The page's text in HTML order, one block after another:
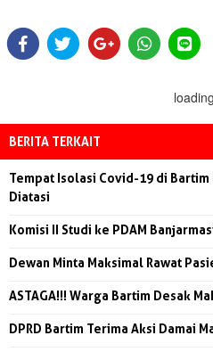
BERITA TERKAIT
Tempat Isolasi Covid-19 di Bartim
Diatasi
Komisi II Studi ke PDAM
Dewan Minta Maksimal Rawat
ASTAGA!!! Warga Bartim Desak
DPRD Bartim Terima Aksi Damai